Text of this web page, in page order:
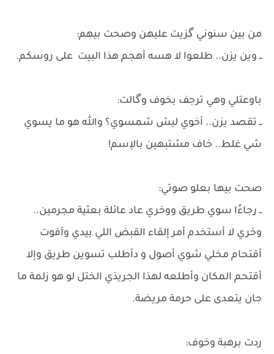
​من بين سنوني گزيت عليهن وصحت بيهم:
ــ وين يزن.. طلعوا لا هسه أهجم هذا البيت على روسكم.
​باوعتلي وهي ترجف بخوف وگالت:
ــ تقصد يزن.. أخوي ليش شمسوي؟ والله هو ما يسوي
شي غلط.. خاف مشتبهين بالإسم!
​صحت بيها بعلو صوتي:
ــ رجاءًا سوي طريق ووخري عاد عائلة بعثية مجرمين..
وخري لا أستخدم أمر إلقاء القبض اللي بيدي وأفوت
أقتحام مخلي شوي أصول و دأطلب تسوين طريق وإلا
أقتحم المكان وأطلعه لهذا الجريذي الختل لو هو زلمة ما
جان يتعدى على حرمة مريضة.
ردت برهبة وخوف: